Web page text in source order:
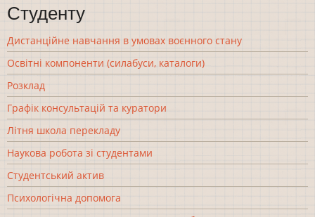
Студенту
Дистанційне навчання в умовах воєнного стану
Освітні компоненти (силабуси, каталоги)
Розклад
Графік консультацій та куратори
Літня школа перекладу
Наукова робота зі студентами
Студентський актив
Психологічна допомога